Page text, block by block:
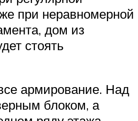
при неравномерной
дом из
стоять
армирование. Над
блоком, а